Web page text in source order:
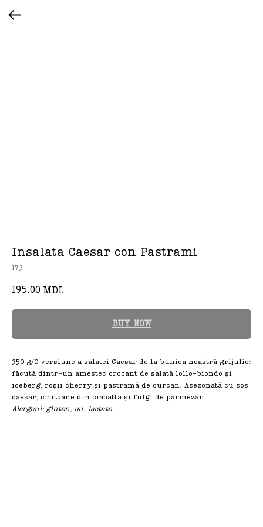
Insalata Caesar con Pastrami
173
195.00 MDL
BUY NOW
350 g/O versiune a salatei Caesar de la bunica noastră grijulie:
făcută dintr-un amestec crocant de salată lollo-biondo și
iceberg, roșii cherry și pastramă de curcan. Asezonată cu sos
caesar, crutoane din ciabatta și fulgi de parmezan.
Alergeni: gluten, ou, lactate.